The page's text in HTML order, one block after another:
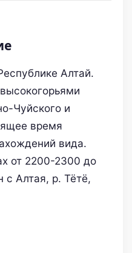
Алтай.
Чуйского и
время
вида.
от 2200-2300 до
Алтая, р. Тётё,